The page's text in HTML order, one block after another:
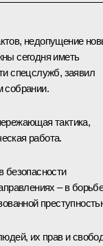
недопущение
сегодня иметь
спецслужб, заявил
собрании.
тактика,
работа.
безопасности
– в
их прав и